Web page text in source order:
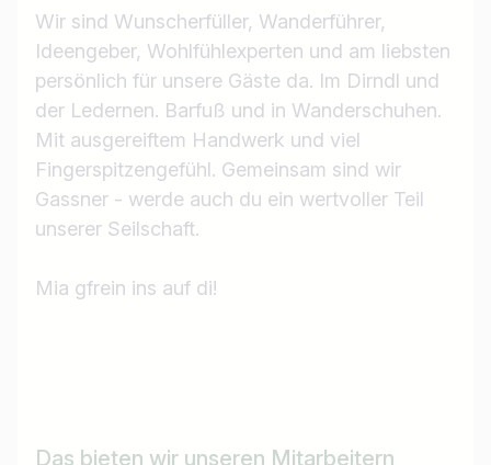
Wir sind Wunscherfüller, Wanderführer,
Ideengeber, Wohlfühlexperten und am liebsten
persönlich für unsere Gäste da. Im Dirndl und
der Ledernen. Barfuß und in Wanderschuhen.
Mit ausgereiftem Handwerk und viel
Fingerspitzengefühl. Gemeinsam sind wir
Gassner - werde auch du ein wertvoller Teil
unserer Seilschaft.
Mia gfrein ins auf di!
Das bieten wir unseren Mitarbeitern